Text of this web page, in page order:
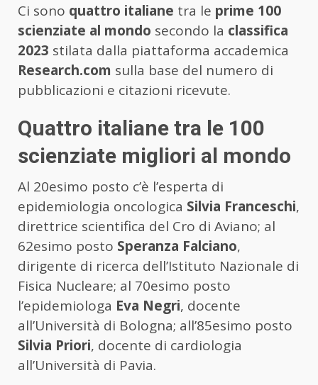
Ci sono quattro italiane tra le prime 100
scienziate al mondo secondo la classifica
2023 stilata dalla piattaforma accademica
Research.com sulla base del numero di
pubblicazioni e citazioni ricevute.
Quattro italiane tra le 100
scienziate migliori al mondo
Al 20esimo posto c’è l’esperta di
epidemiologia oncologica Silvia Franceschi,
direttrice scientifica del Cro di Aviano; al
62esimo posto Speranza Falciano,
dirigente di ricerca dell’Istituto Nazionale di
Fisica Nucleare; al 70esimo posto
l’epidemiologa Eva Negri, docente
all’Università di Bologna; all’85esimo posto
Silvia Priori, docente di cardiologia
all’Università di Pavia.